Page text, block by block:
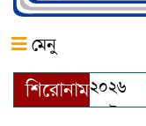
মেনু
শিরোনাম
অ্যাওয়ার্ড–২০২৬
খালেক এর ইন্তেকাল